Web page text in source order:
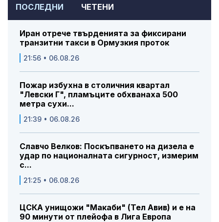
ПОСЛЕДНИ ЧЕТЕНИ
Иран отрече твърденията за фиксирани
транзитни такси в Ормузкия проток
21:56 • 06.08.26
Пожар избухна в столичния квартал
"Левски Г", пламъците обхванаха 500
метра сухи...
21:39 • 06.08.26
Славчо Велков: Поскъпването на дизела е
удар по националната сигурност, измерим
с...
21:25 • 06.08.26
ЦСКА унищожи "Макаби" (Тел Авив) и е на
90 минути от плейофа в Лига Европа